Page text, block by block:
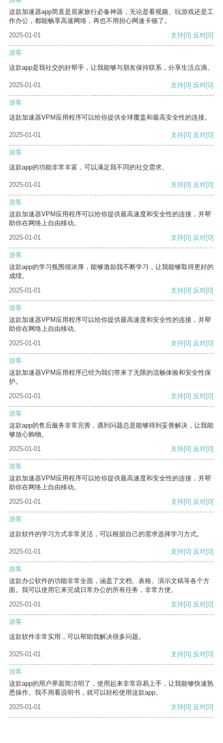
这款加速器app简直是居家旅行必备神器，无论是看视频、玩游戏还是工
作办公，都能畅享高速网络，再也不用担心网速卡顿了。
2025-01-01
支持[0] 反对[0]
游客
这款app是我社交的好帮手，让我能够与朋友保持联系，分享生活点滴。
2025-01-01 支持[0] 反对[0]
游客
这款加速器VPM应用程序可以给你提供全球覆盖和最高安全性的连接。
2025-01-01 支持[0] 反对[0]
游客
这款app的功能非常丰富，可以满足我不同的社交需求。
2025-01-01 支持[0] 反对[0]
游客
这款加速器VPM应用程序可以给你提供最高速度和安全性的连接，并帮
助你在网络上自由移动。
2025-01-01
支持[0] 反对[0]
游客
这款app的学习氛围很浓厚，能够激励我不断学习，让我能够取得更好的
成绩。
2025-01-01
支持[0] 反对[0]
游客
这款加速器VPM应用程序可以给你提供最高速度和安全性的连接，并帮
助你在网络上自由移动。
2025-01-01
支持[0] 反对[0]
游客
这款加速器VPM应用程序已经为我们带来了无限的流畅体验和安全性保
护。
2025-01-01
支持[0] 反对[0]
游客
这款app的售后服务非常完善，遇到问题总是能够得到妥善解决，让我能
够放心购物。
2025-01-01
支持[0] 反对[0]
游客
这款加速器VPM应用程序可以给你提供最高速度和安全性的连接，并帮
助你在网络上自由移动。
2025-01-01
支持[0] 反对[0]
游客
这款软件的学习方式非常灵活，可以根据自己的需求选择学习方式。
2025-01-01 支持[0] 反对[0]
游客
这款办公软件的功能非常全面，涵盖了文档、表格、演示文稿等各个方
面。我可以使用它来完成日常办公的所有任务，非常方便。
2025-01-01
支持[0] 反对[0]
游客
这款软件非常实用，可以帮助我解决很多问题。
2025-01-01 支持[0] 反对[0]
游客
这款app的用户界面简洁明了，使用起来非常容易上手，让我能够快速熟
悉操作。我不用看说明书，就可以轻松使用这款app。
2025-01-01
支持[0] 反对[0]